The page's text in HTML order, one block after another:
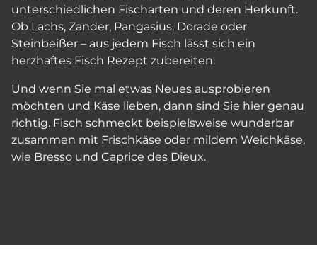
unterschiedlichen Fischarten und deren Herkunft.
Ob Lachs, Zander, Pangasius, Dorade oder
Steinbeißer – aus jedem Fisch lässt sich ein
herzhaftes Fisch Rezept zubereiten.
Und wenn Sie mal etwas Neues ausprobieren
möchten und Käse lieben, dann sind Sie hier genau
richtig. Fisch schmeckt beispielsweise wunderbar
zusammen mit Frischkäse oder mildem Weichkäse,
wie Bresso und Caprice des Dieux.